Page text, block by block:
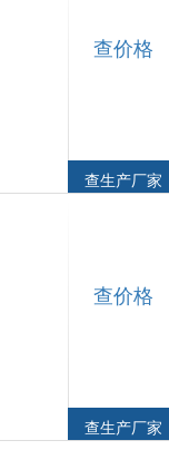
查价格
查生产厂家
查价格
查生产厂家